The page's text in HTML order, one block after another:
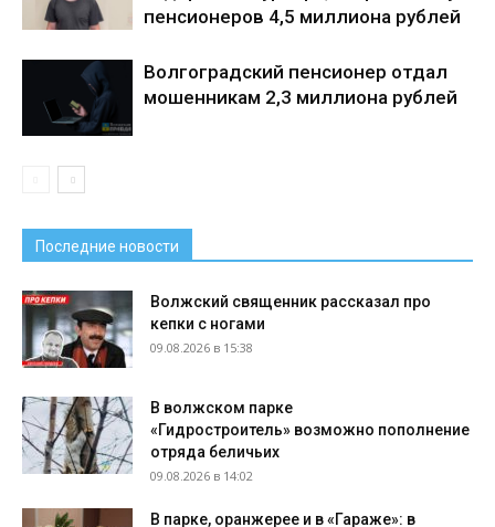
пенсионеров 4,5 миллиона рублей
Волгоградский пенсионер отдал
мошенникам 2,3 миллиона рублей
Последние новости
Волжский священник рассказал про
кепки с ногами
09.08.2026 в 15:38
В волжском парке
«Гидростроитель» возможно пополнение
отряда беличьих
09.08.2026 в 14:02
В парке, оранжерее и в «Гараже»: в